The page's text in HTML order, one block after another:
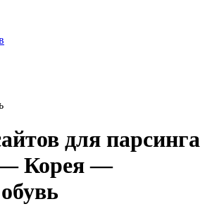
для парсинга
Корея —